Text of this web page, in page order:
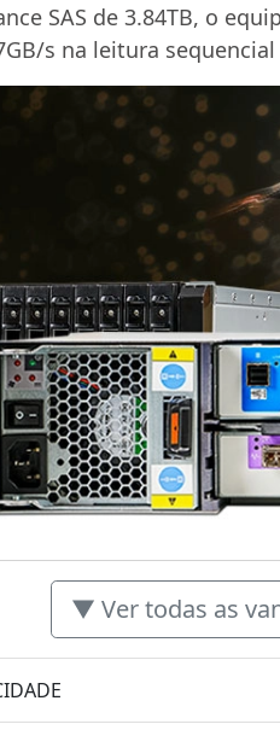
SAS de 3.84TB, o
s na leitura
▼ Ver todas as